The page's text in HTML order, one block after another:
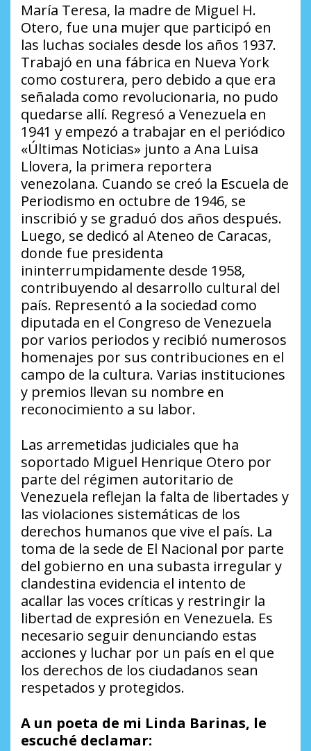
María Teresa, la madre de Miguel H.
Otero, fue una mujer que participó en
las luchas sociales desde los años 1937.
Trabajó en una fábrica en Nueva York
como costurera, pero debido a que era
señalada como revolucionaria, no pudo
quedarse allí. Regresó a Venezuela en
1941 y empezó a trabajar en el periódico
«Últimas Noticias» junto a Ana Luisa
Llovera, la primera reportera
venezolana. Cuando se creó la Escuela de
Periodismo en octubre de 1946, se
inscribió y se graduó dos años después.
Luego, se dedicó al Ateneo de Caracas,
donde fue presidenta
ininterrumpidamente desde 1958,
contribuyendo al desarrollo cultural del
país. Representó a la sociedad como
diputada en el Congreso de Venezuela
por varios periodos y recibió numerosos
homenajes por sus contribuciones en el
campo de la cultura. Varias instituciones
y premios llevan su nombre en
reconocimiento a su labor.
Las arremetidas judiciales que ha
soportado Miguel Henrique Otero por
parte del régimen autoritario de
Venezuela reflejan la falta de libertades y
las violaciones sistemáticas de los
derechos humanos que vive el país. La
toma de la sede de El Nacional por parte
del gobierno en una subasta irregular y
clandestina evidencia el intento de
acallar las voces críticas y restringir la
libertad de expresión en Venezuela. Es
necesario seguir denunciando estas
acciones y luchar por un país en el que
los derechos de los ciudadanos sean
respetados y protegidos.
A un poeta de mi Linda Barinas, le
escuché declamar: